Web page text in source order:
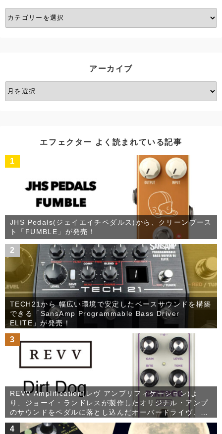
カ
テ
アーカイブ
ア
ー
エフェクター よく読まれている記事
1
JHS Pedals(ジェイエイチペダルス)から、クリーンブース
ト「FUMBLE」が発売！
2
TECH21から 幅広い環境で安定したベースサウンドを構築
できる「SansAmp Programmable Bass Driver
ELITE」が発売！
3
REVV Amplification(レヴ アンプリフィケーション)よ
り、ジョーイ・ランドレスが製作したオリジナル・アンプ
のサウンドをペダルに落とし込んだオーバードライヴ、
Dirt Dogが発売！
4